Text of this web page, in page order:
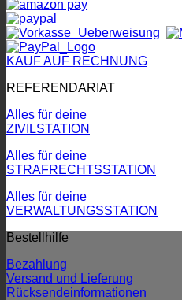
KAUF AUF RECHNUNG
REFERENDARIAT
Alles für deine
ZIVILSTATION
Alles für deine
STRAFRECHTSSTATION
Alles für deine
VERWALTUNGSSTATION
Bestellhilfe
Bezahlung
Versand und Lieferung
Rücksendeinformationen